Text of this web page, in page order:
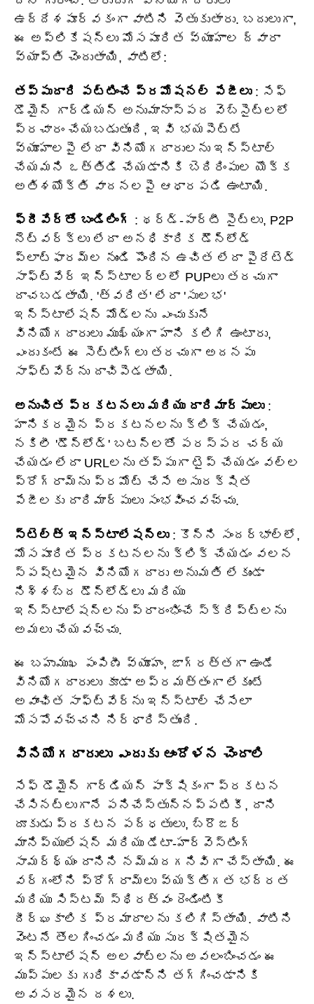
ఉద్దేశపూర్వకంగా వాటిని వెతుకుతారు. బదులుగా,
ఈ అప్లికేషన్లు మోసపూరిత వ్యూహాల ద్వారా
వ్యాప్తి చెందుతాయి, వాటిలో:
తప్పుదారి పట్టించే ప్రమోషనల్ పేజీలు: సేఫ్
డొమైన్ గార్డియన్ అనుమానాస్పద వెబ్‌సైట్‌లలో
ప్రచారం చేయబడుతుంది, ఇవి భయపెట్టే
వ్యూహాలపై లేదా వినియోగదారులను ఇన్‌స్టాల్
చేయమని ఒత్తిడి చేయడానికి బెదిరింపుల యొక్క
అతిశయోక్తి వాదనలపై ఆధారపడి ఉంటాయి.
ఫ్రీవేర్‌తో బండిలింగ్
: థర్డ్-పార్టీ సైట్‌లు, P2P
నెట్‌వర్క్‌లు లేదా అనధికారిక డౌన్‌లోడ్
ప్లాట్‌ఫారమ్‌ల నుండి పొందిన ఉచిత లేదా పైరేటెడ్
సాఫ్ట్‌వేర్ ఇన్‌స్టాలర్‌లలో PUPలు తరచుగా
దాచబడతాయి. 'త్వరిత' లేదా 'సులభ'
ఇన్‌స్టాలేషన్ మోడ్‌లను ఎంచుకునే
వినియోగదారులు ముఖ్యంగా హాని కలిగి ఉంటారు,
ఎందుకంటే ఈ సెట్టింగ్‌లు తరచుగా అదనపు
సాఫ్ట్‌వేర్‌ను దాచిపెడతాయి.
అనుచిత ప్రకటనలు మరియు దారిమార్పులు:
హానికరమైన ప్రకటనలను క్లిక్ చేయడం,
నకిలీ 'డౌన్‌లోడ్' బటన్‌లతో పరస్పర చర్య
చేయడం లేదా URLలను తప్పుగా టైప్ చేయడం వల్ల
ప్రోగ్రామ్‌ను ప్రమోట్ చేసే అసురక్షిత
పేజీలకు దారిమార్పులు సంభవించవచ్చు.
స్టెల్త్ ఇన్‌స్టాలేషన్‌లు: కొన్ని సందర్భాల్లో,
మోసపూరిత ప్రకటనలను క్లిక్ చేయడం వలన
స్పష్టమైన వినియోగదారు అనుమతి లేకుండా
నిశ్శబ్ద డౌన్‌లోడ్‌లు మరియు
ఇన్‌స్టాలేషన్‌లను ప్రారంభించే స్క్రిప్ట్‌లను
అమలు చేయవచ్చు.
ఈ బహుముఖ పంపిణీ వ్యూహం, జాగ్రత్తగా ఉండే
వినియోగదారులు కూడా అప్రమత్తంగా లేకుంటే
అవాంఛిత సాఫ్ట్‌వేర్‌ను ఇన్‌స్టాల్ చేసేలా
మోసపోవచ్చని నిర్ధారిస్తుంది.
వినియోగదారులు ఎందుకు ఆందోళన చెందాలి
సేఫ్ డొమైన్ గార్డియన్ పాక్షికంగా ప్రకటన
చేసినట్లుగానే పనిచేస్తున్నప్పటికీ, దాని
దూకుడు ప్రకటన పద్ధతులు, బ్రౌజర్
మానిప్యులేషన్ మరియు డేటా-హార్వెస్టింగ్
సామర్థ్యం దానిని నమ్మదగనివిగా చేస్తాయి. ఈ
వర్గంలోని ప్రోగ్రామ్‌లు వ్యక్తిగత భద్రత
మరియు సిస్టమ్ స్థిరత్వం రెండింటికీ
దీర్ఘకాలిక ప్రమాదాలను కలిగిస్తాయి. వాటిని
వెంటనే తొలగించడం మరియు సురక్షితమైన
ఇన్‌స్టాలేషన్ అలవాట్లను అవలంబించడం ఈ
ముప్పులకు గురికావడాన్ని తగ్గించడానికి
అవసరమైన దశలు.